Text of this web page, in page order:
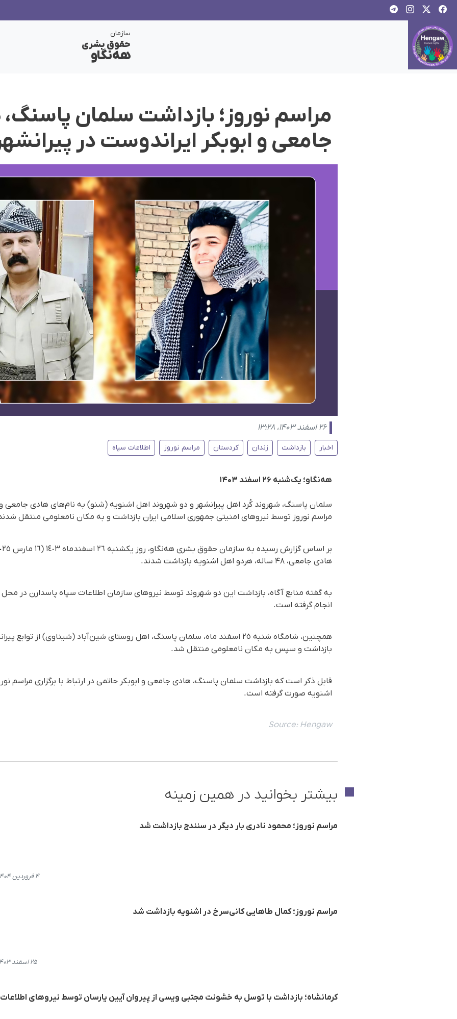
سازمان
حقوق بشری
هەنگاو
مراسم نوروز؛ بازداشت سلمان
جامعی و ابوبکر ایراندوست در
۲۶ اسفند ۱۴۰۳، ۱۳:۲۸
اخبار بازداشت زندان کردستان مراسم نوروز اطلاعات سپاه
هه‌نگاو؛ یک‌شنبه ۲۶ اسفند ۱۴۰۳
سلمان پاسنگ، شهروند کُرد اهل پیرانشهر و دو شهروند اهل اشنویه (شنو) به نام‌های هادی جامعی و
مراسم نوروز توسط نیروهای امنیتی جمهوری اسلامی ایران بازداشت و به مکان نامعلومی منتقل
هادی جامعی، ۴۸ ساله، هردو اهل اشنویه بازداشت شدند.
به گفته منابع آگاه، بازداشت این دو شهروند توسط نیروهای سازمان اطلاعات سپاه پاسدارن در
انجام گرفته است.
همچنین، شامگاه شنبه ٢٥ اسفند ماه، سلمان پاسنگ، اهل روستای شین‌آباد (شیناوی) از
بازداشت و سپس به مکان نامعلومی منتقل شد.
قابل ذکر است که بازداشت سلمان پاسنگ، هادی جامعی و ابوبکر حاتمی در ارتباط با برگزاری مراسم
اشنویه صورت گرفته است.
Source: Hengaw
بیشتر بخوانید در همین زمینه
مراسم نوروز؛ محمود نادری بار دیگر در سنندج بازداشت شد
۴ فروردین ۱۴۰۴، ۱۵:۲۳
مراسم نوروز؛ کمال طاهایی کانی‌سرخ در اشنویه بازداشت شد
۲۵ اسفند ۱۴۰۳، ۱۵:۰۸
کرمانشاه؛ بازداشت با توسل به خشونت مجتبی ویسی از پیروان آیین یارسان توسط نیروهای